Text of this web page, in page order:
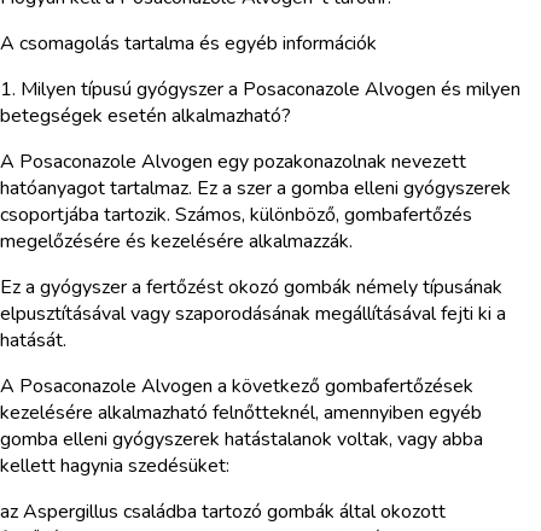
A csomagolás tartalma és egyéb információk
1. Milyen típusú gyógyszer a Posaconazole Alvogen és milyen
betegségek esetén alkalmazható?
A Posaconazole Alvogen egy pozakonazolnak nevezett
hatóanyagot tartalmaz. Ez a szer a gomba elleni gyógyszerek
csoportjába tartozik. Számos, különböző, gombafertőzés
megelőzésére és kezelésére alkalmazzák.
Ez a gyógyszer a fertőzést okozó gombák némely típusának
elpusztításával vagy szaporodásának megállításával fejti ki a
hatását.
A Posaconazole Alvogen a következő gombafertőzések
kezelésére alkalmazható felnőtteknél, amennyiben egyéb
gomba elleni gyógyszerek hatástalanok voltak, vagy abba
kellett hagynia szedésüket:
az Aspergillus családba tartozó gombák által okozott